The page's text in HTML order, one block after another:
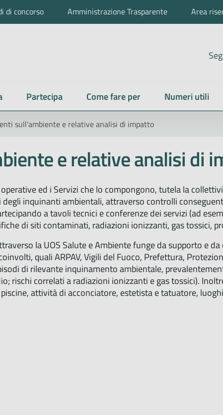
di concorso Amministrazione Trasparente Area
Partecipa Come fare per Numeri utili
sull'ambiente e relative analisi di impatto
e relative analisi di
ed i Servizi che lo compongono, tutela la
inquinanti ambientali, attraverso controlli
a tavoli tecnici e conferenze dei servizi (ad
di siti contaminati, radiazioni ionizzanti, gas tossici,
la UOS Salute e Ambiente funge da supporto e
quali ARPAV, Vigili del Fuoco, Prefettura,
di rilevante inquinamento ambientale,
rischi correlati a radiazioni ionizzanti e gas tossici).
attività di acconciatore, estetista e tatuatore,